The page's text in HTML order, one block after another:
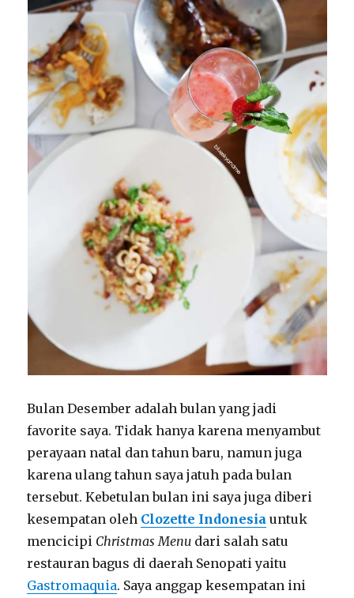
Bulan Desember adalah bulan yang jadi
favorite saya. Tidak hanya karena menyambut
perayaan natal dan tahun baru, namun juga
karena ulang tahun saya jatuh pada bulan
tersebut. Kebetulan bulan ini saya juga diberi
kesempatan oleh Clozette Indonesia untuk
mencicipi Christmas Menu dari salah satu
restauran bagus di daerah Senopati yaitu
Gastromaquia. Saya anggap kesempatan ini